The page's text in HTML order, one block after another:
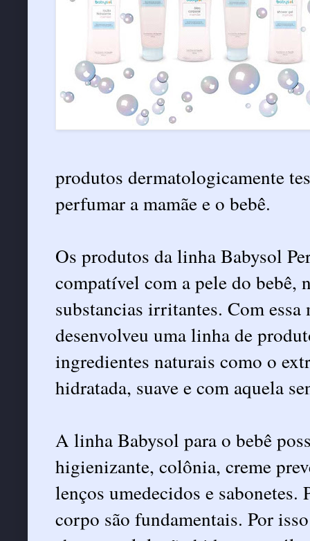
produtos dermatologicamente
perfumar a mamãe e o bebê.
Os produtos da linha Babysol
compatível com a pele do bebê,
substancias irritantes. Com
desenvolveu uma linha de
ingredientes naturais como o
hidratada, suave e com aquela
A linha Babysol para o bebê
higienizante, colônia, creme
lenços umedecidos e sabonetes.
corpo são fundamentais. Por